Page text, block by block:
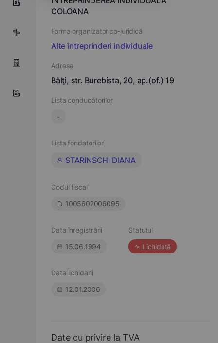
0
1
COLOANA
Forma organizatorico-juridică
Alte întreprinderi individuale
Adresa
Bălţi, str. Burebista, 20, ap.(of.) 19
Lista conducătorilor
-
Lista fondatorilor
STARINSCHI DIANA
Codul fiscal
1005602006095
Data înregistrării
15.06.1994
Statutul
Lichidată
Data lichidarii
12.01.2006
Date cu privire la TVA